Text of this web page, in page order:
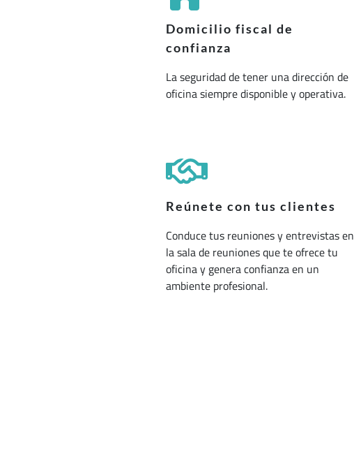
Domicilio fiscal de
confianza
La seguridad de tener una dirección de
oficina siempre disponible y operativa.
Reúnete con tus clientes
Conduce tus reuniones y entrevistas en
la sala de reuniones que te ofrece tu
oficina y genera confianza en un
ambiente profesional.